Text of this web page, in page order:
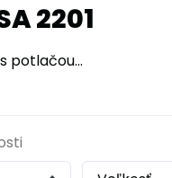
2201
potlačou...